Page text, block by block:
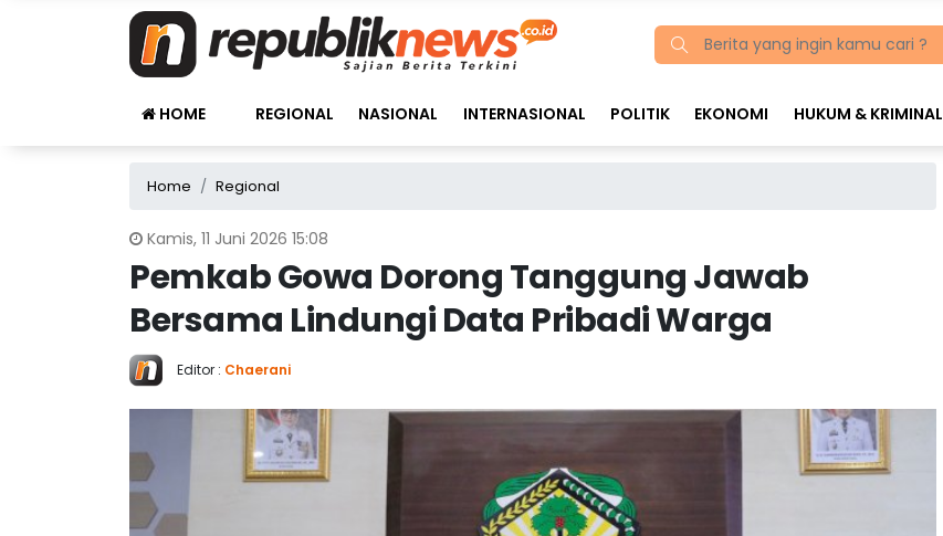
HOME REGIONAL NASIONAL INTERNASIONAL POLITIK EKONOMI HUKUM & KRIMINAL
Home Regional
Kamis, 11 Juni 2026 15:08
Pemkab Gowa Dorong Tanggung Jawab
Bersama Lindungi Data Pribadi Warga
Editor : Chaerani